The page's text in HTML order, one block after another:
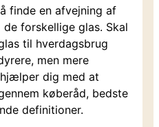
finde en afvejning af
forskellige glas. Skal
til hverdagsbrug
men mere
dig med at
køberåd, bedste
definitioner.